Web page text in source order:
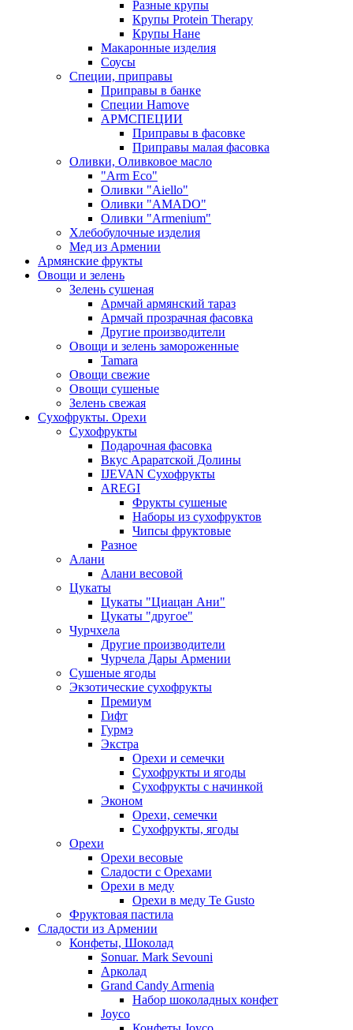
Разные крупы
Крупы Protein Therapy
Крупы Нане
Макаронные изделия
Соусы
Специи, приправы
Приправы в банке
Специи Hamove
АРМСПЕЦИИ
Приправы в фасовке
Приправы малая фасовка
Оливки, Оливковое масло
"Arm Eco"
Оливки "Aiello"
Оливки "AMADO"
Оливки "Armenium"
Хлебобулочные изделия
Мед из Армении
Армянские фрукты
Овощи и зелень
Зелень сушеная
Армчай армянский тараз
Армчай прозрачная фасовка
Другие производители
Овощи и зелень замороженные
Tamara
Овощи свежие
Овощи сушеные
Зелень свежая
Сухофрукты. Орехи
Сухофрукты
Подарочная фасовка
Вкус Араратской Долины
IJEVAN Сухофрукты
AREGI
Фрукты сушеные
Наборы из сухофруктов
Чипсы фруктовые
Разное
Алани
Алани весовой
Цукаты
Цукаты "Циацан Ани"
Цукаты "другое"
Чурчхела
Другие производители
Чурчела Дары Армении
Сушеные ягоды
Экзотические сухофрукты
Премиум
Гифт
Гурмэ
Экстра
Орехи и семечки
Сухофрукты и ягоды
Сухофрукты с начинкой
Эконом
Орехи, семечки
Сухофрукты, ягоды
Орехи
Орехи весовые
Сладости с Орехами
Орехи в меду
Орехи в меду Te Gusto
Фруктовая пастила
Сладости из Армении
Конфеты, Шоколад
Sonuar. Mark Sevouni
Арколад
Grand Candy Armenia
Набор шоколадных конфет
Joyco